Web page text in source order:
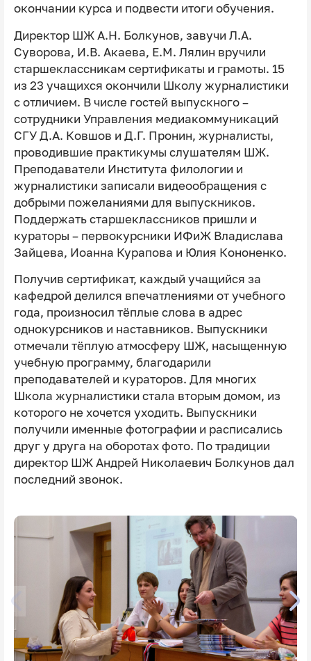
окончании курса и подвести итоги обучения.
Директор ШЖ А.Н. Болкунов, завучи Л.А.
Суворова, И.В. Акаева, Е.М. Лялин вручили
старшеклассникам сертификаты и грамоты. 15
из 23 учащихся окончили Школу журналистики
с отличием. В числе гостей выпускного –
сотрудники Управления медиакоммуникаций
СГУ Д.А. Ковшов и Д.Г. Пронин, журналисты,
проводившие практикумы слушателям ШЖ.
Преподаватели Института филологии и
журналистики записали видеообращения с
добрыми пожеланиями для выпускников.
Поддержать старшеклассников пришли и
кураторы – первокурсники ИФиЖ Владислава
Зайцева, Иоанна Курапова и Юлия Кононенко.
Получив сертификат, каждый учащийся за
кафедрой делился впечатлениями от учебного
года, произносил тёплые слова в адрес
однокурсников и наставников. Выпускники
отмечали тёплую атмосферу ШЖ, насыщенную
учебную программу, благодарили
преподавателей и кураторов. Для многих
Школа журналистики стала вторым домом, из
которого не хочется уходить. Выпускники
получили именные фотографии и расписались
друг у друга на оборотах фото. По традиции
директор ШЖ Андрей Николаевич Болкунов дал
последний звонок.